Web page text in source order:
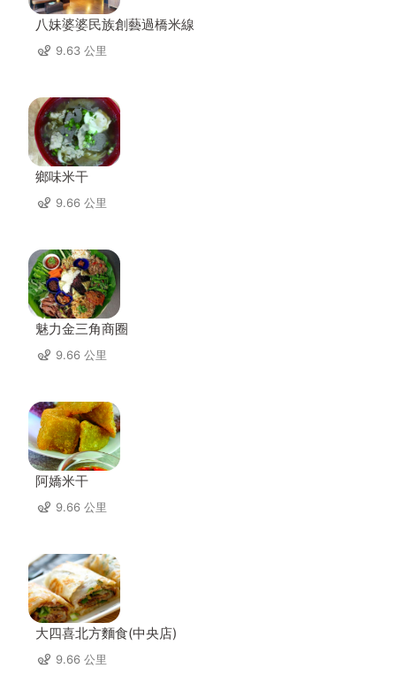
八妹婆婆民族創藝過橋米線
9.63 公里
鄉味米干
9.66 公里
魅力金三角商圈
9.66 公里
阿嬌米干
9.66 公里
大四喜北方麵食(中央店)
9.66 公里